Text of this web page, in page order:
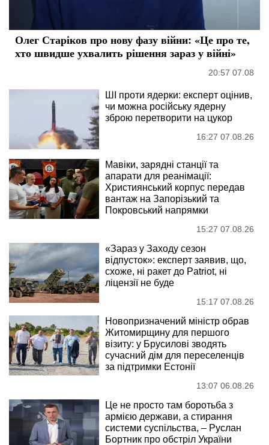
Олег Старіков про нову фазу війни: «Це про те,
хто швидше ухвалить рішення зараз у війні»
20:57 07.08
ШІ проти ядерки: експерт оцінив,
чи можна російську ядерну
зброю перетворити на цукор
16:27 07.08.26
Мавіки, зарядні станції та
апарати для реанімації:
Християнський корпус передав
вантаж на Запорізький та
Покровський напрямки
15:27 07.08.26
«Зараз у Заходу сезон
відпусток»: експерт заявив, що,
схоже, ні ракет до Patriot, ні
ліцензії не буде
15:17 07.08.26
Новопризначений міністр обрав
Житомирщину для першого
візиту: у Брусилові зводять
сучасний дім для переселенців
за підтримки Естонії
13:07 06.08.26
Це не просто там боротьба з
армією держави, а стирання
системи суспільства, – Руслан
Бортник про обстріл України